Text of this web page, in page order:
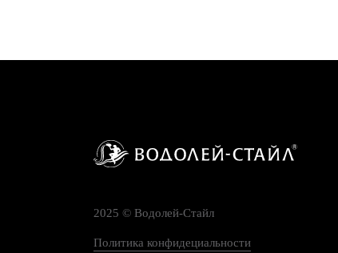
2025 © Водолей-Cтайл
Политика конфидециальности